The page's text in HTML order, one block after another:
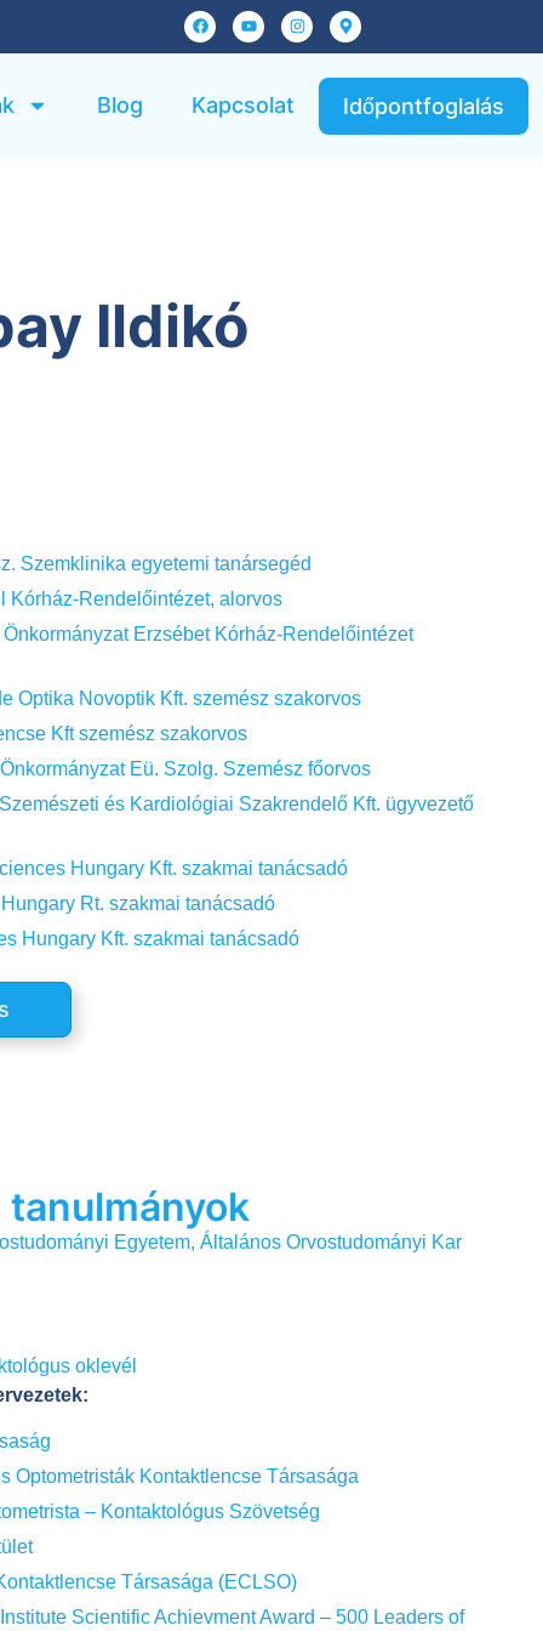
Blog Kapcsolat Időpontfoglalás
Ildikó
Szemklinika egyetemi tanársegéd
Kórház-Rendelőintézet, alorvos
Erzsébet Kórház-Rendelőintézet
Optika Novoptik Kft. szemész szakorvos
Kft szemész szakorvos
Eü. Szolg. Szemész főorvos
és Kardiológiai Szakrendelő Kft. ügyvezető
Hungary Kft. szakmai tanácsadó
Rt. szakmai tanácsadó
Hungary Kft. szakmai tanácsadó
tanulmányok
Egyetem, Általános Orvostudományi Kar
oklevél
Optometristák Kontaktlencse Társasága
– Kontaktológus Szövetség
Társasága (ECLSO)
Scientific Achievment Award – 500 Leaders of